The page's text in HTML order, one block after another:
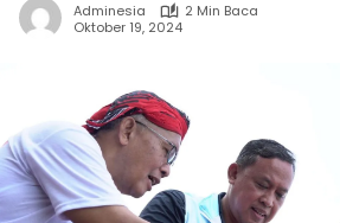
Adminesia
2 Min Baca
Oktober 19, 2024